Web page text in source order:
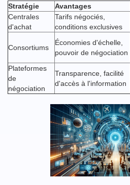
Stratégie
Avantages
Centrales
d'achat
Tarifs négociés,
conditions exclusives
Consortiums
Économies d'échelle,
pouvoir de négociation
Plateformes
de
négociation
Transparence, facilité
d'accès à l'information